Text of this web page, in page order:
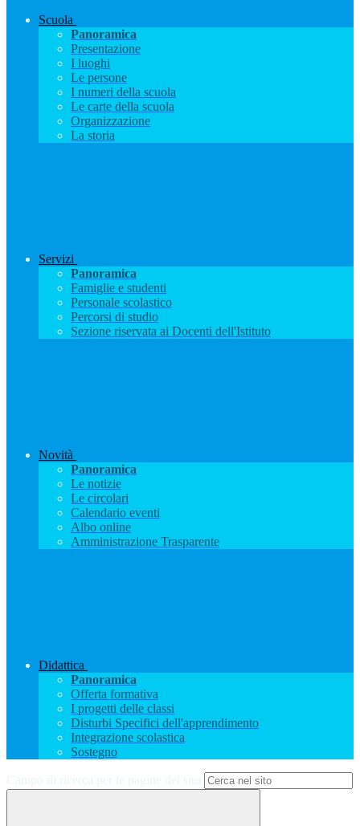
Scuola
Panoramica
Presentazione
I luoghi
Le persone
I numeri della scuola
Le carte della scuola
Organizzazione
La storia
Servizi
Panoramica
Famiglie e studenti
Personale scolastico
Percorsi di studio
Sezione riservata ai Docenti dell'Istituto
Novità
Panoramica
Le notizie
Le circolari
Calendario eventi
Albo online
Amministrazione Trasparente
Didattica
Panoramica
Offerta formativa
I progetti delle classi
Disturbi Specifici dell'apprendimento
Integrazione scolastica
Sostegno